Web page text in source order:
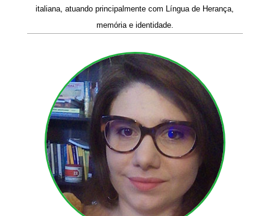
italiana, atuando principalmente com Língua de Herança,
memória e identidade.